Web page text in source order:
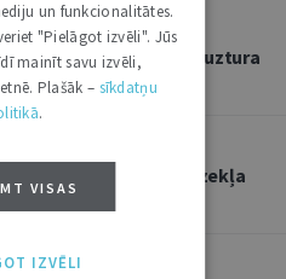
uzturēt vecvecākus, ja uztura
rakstura piespiedu līdzekļa
otru neizslēdz
un funkcionalitātes.
"Pielāgot izvēli". Jūs
mainīt savu izvēli,
Plašāk – sīkdatņu
.
VISAS
IZVĒLI